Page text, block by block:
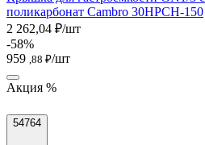
поликарбонат Cambro 30HPCH-150
2 262,04 ₽/шт
-58%
959 ,88 ₽/шт
Акция %
54764